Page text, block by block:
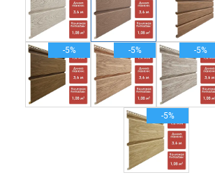
-5% -5% -5%
-5%